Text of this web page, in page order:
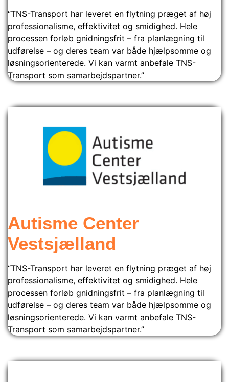
“TNS-Transport har leveret en flytning præget af høj
professionalisme, effektivitet og smidighed. Hele
processen forløb gnidningsfrit – fra planlægning til
udførelse – og deres team var både hjælpsomme og
løsningsorienterede. Vi kan varmt anbefale TNS-
Transport som samarbejdspartner.”
Autisme Center
Vestsjælland
“TNS-Transport har leveret en flytning præget af høj
professionalisme, effektivitet og smidighed. Hele
processen forløb gnidningsfrit – fra planlægning til
udførelse – og deres team var både hjælpsomme og
løsningsorienterede. Vi kan varmt anbefale TNS-
Transport som samarbejdspartner.”